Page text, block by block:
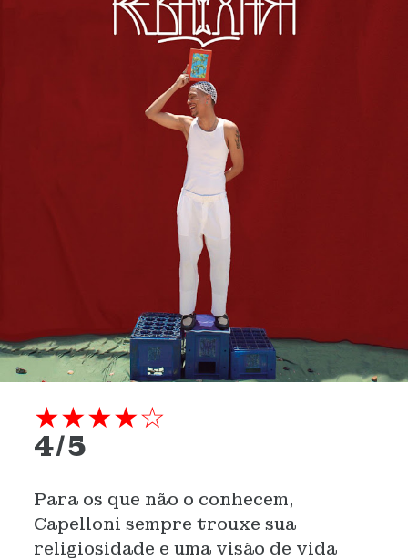
★★★★☆
4/5
Para os que não o conhecem,
Capelloni sempre trouxe sua
religiosidade e uma visão de vida